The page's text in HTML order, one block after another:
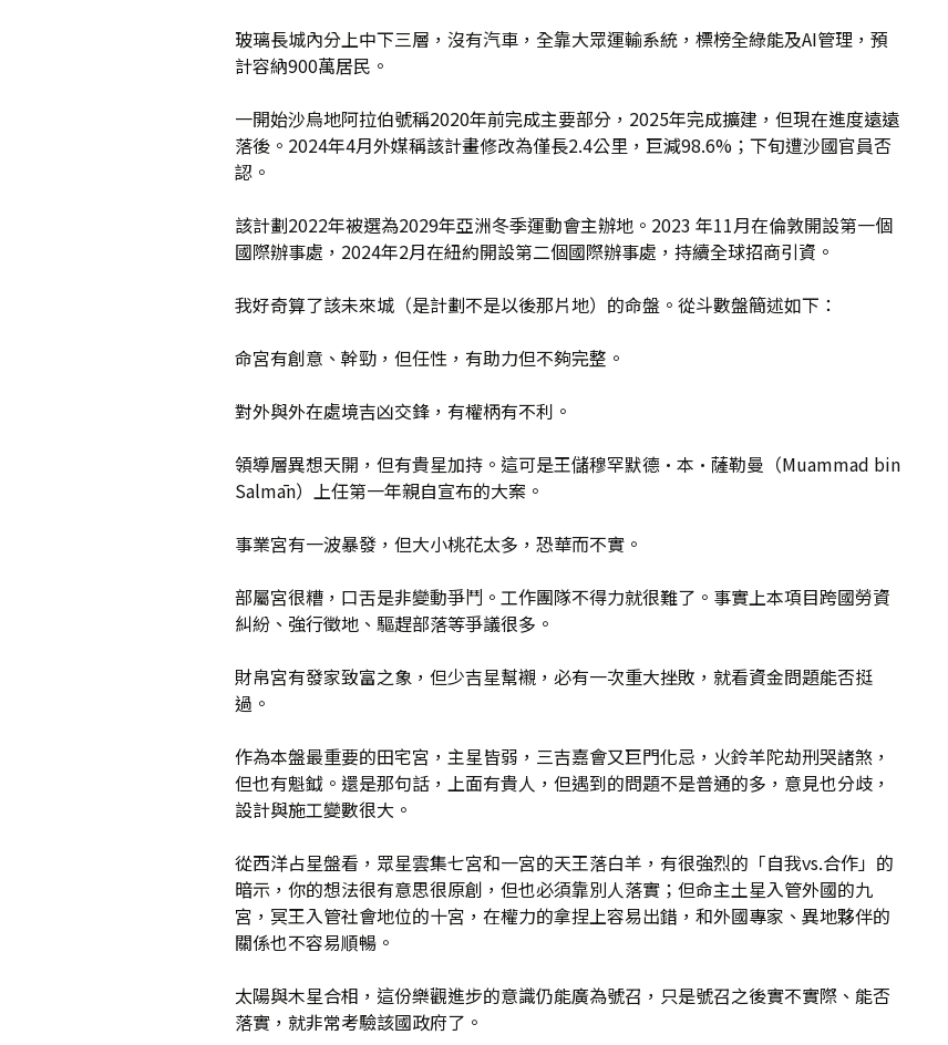
玻璃長城內分上中下三層，沒有汽車，全靠大眾運輸系統，標榜全綠能及AI管理，預
計容納900萬居民。
一開始沙烏地阿拉伯號稱2020年前完成主要部分，2025年完成擴建，但現在進度遠遠
落後。2024年4月外媒稱該計畫修改為僅長2.4公里，巨減98.6%；下旬遭沙國官員否
認。
該計劃2022年被選為2029年亞洲冬季運動會主辦地。2023 年11月在倫敦開設第一個
國際辦事處，2024年2月在紐約開設第二個國際辦事處，持續全球招商引資。
我好奇算了該未來城（是計劃不是以後那片地）的命盤。從斗數盤簡述如下：
命宮有創意、幹勁，但任性，有助力但不夠完整。
對外與外在處境吉凶交鋒，有權柄有不利。
領導層異想天開，但有貴星加持。這可是王儲穆罕默德·本·薩勒曼（Muammad bin
Salmān）上任第一年親自宣布的大案。
事業宮有一波暴發，但大小桃花太多，恐華而不實。
部屬宮很糟，口舌是非變動爭鬥。工作團隊不得力就很難了。事實上本項目跨國勞資
糾紛、強行徵地、驅趕部落等爭議很多。
財帛宮有發家致富之象，但少吉星幫襯，必有一次重大挫敗，就看資金問題能否挺
過。
作為本盤最重要的田宅宮，主星皆弱，三吉嘉會又巨門化忌，火鈴羊陀劫刑哭諸煞，
但也有魁鉞。還是那句話，上面有貴人，但遇到的問題不是普通的多，意見也分歧，
設計與施工變數很大。
從西洋占星盤看，眾星雲集七宮和一宮的天王落白羊，有很強烈的「自我vs.合作」的
暗示，你的想法很有意思很原創，但也必須靠別人落實；但命主土星入管外國的九
宮，冥王入管社會地位的十宮，在權力的拿捏上容易出錯，和外國專家、異地夥伴的
關係也不容易順暢。
太陽與木星合相，這份樂觀進步的意識仍能廣為號召，只是號召之後實不實際、能否
落實，就非常考驗該國政府了。